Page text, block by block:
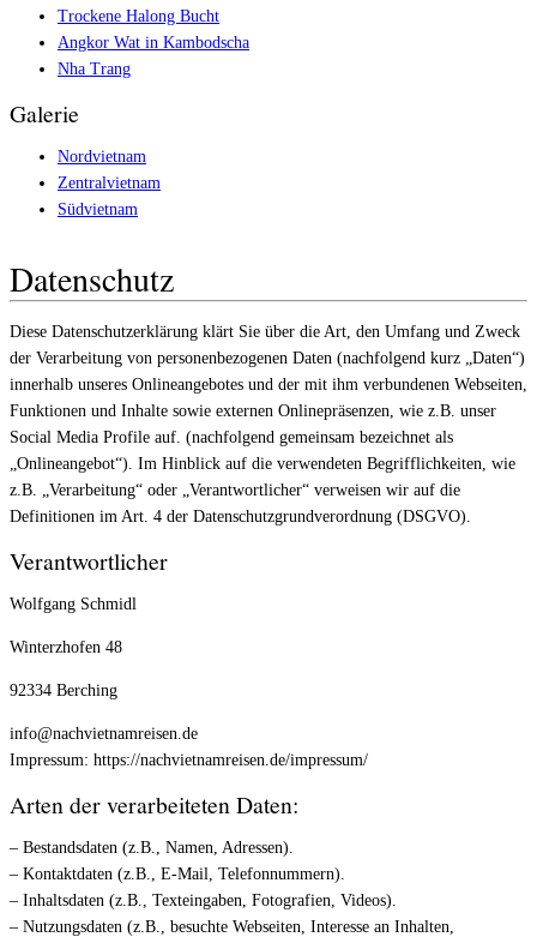
Trockene Halong Bucht
Angkor Wat in Kambodscha
Nha Trang
Galerie
Nordvietnam
Zentralvietnam
Südvietnam
Datenschutz
Diese Datenschutzerklärung klärt Sie über die Art, den Umfang und Zweck
der Verarbeitung von personenbezogenen Daten (nachfolgend kurz „Daten“)
innerhalb unseres Onlineangebotes und der mit ihm verbundenen Webseiten,
Funktionen und Inhalte sowie externen Onlinepräsenzen, wie z.B. unser
Social Media Profile auf. (nachfolgend gemeinsam bezeichnet als
„Onlineangebot“). Im Hinblick auf die verwendeten Begrifflichkeiten, wie
z.B. „Verarbeitung“ oder „Verantwortlicher“ verweisen wir auf die
Definitionen im Art. 4 der Datenschutzgrundverordnung (DSGVO).
Verantwortlicher
Wolfgang Schmidl
Winterzhofen 48
92334 Berching
info@nachvietnamreisen.de
Impressum: https://nachvietnamreisen.de/impressum/
Arten der verarbeiteten Daten:
– Bestandsdaten (z.B., Namen, Adressen).
– Kontaktdaten (z.B., E-Mail, Telefonnummern).
– Inhaltsdaten (z.B., Texteingaben, Fotografien, Videos).
– Nutzungsdaten (z.B., besuchte Webseiten, Interesse an Inhalten,